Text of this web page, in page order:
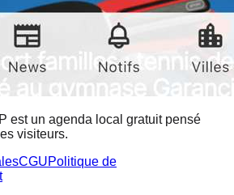
est un agenda local gratuit pensé
visiteurs.
CGUPolitique de